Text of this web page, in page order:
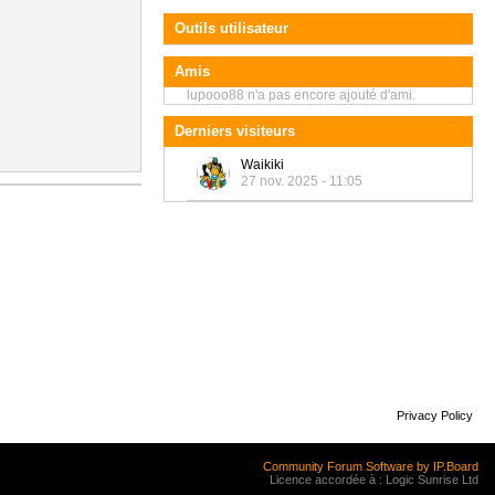
Outils utilisateur
Amis
lupooo88 n'a pas encore ajouté d'ami.
Derniers visiteurs
Waikiki
27 nov. 2025 - 11:05
Privacy Policy
Community Forum Software by IP.Board
Licence accordée à : Logic Sunrise Ltd